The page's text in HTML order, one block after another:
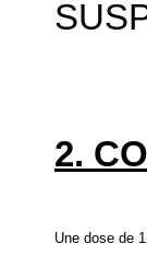
2.
Une dose de